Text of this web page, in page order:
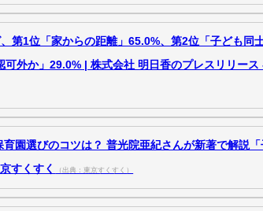
第1位「家からの距離」65.0%、第2位「子ども同
可外か」29.0% | 株式会社 明日香のプレスリリース
園選びのコツは？ 普光院亜紀さんが新著で解説「
すくすく （出典：東京すくすく）